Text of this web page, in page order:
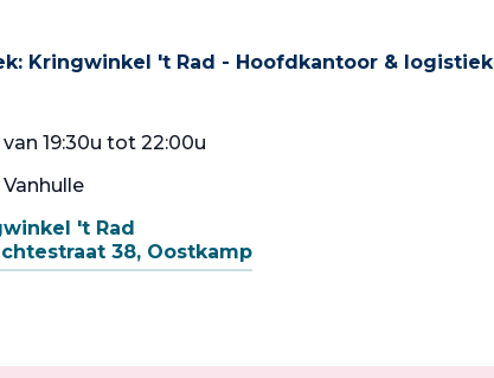
Kringwinkel 't Rad - Hoofdkantoor & logistiek
19:30u tot 22:00u
't Rad
38, Oostkamp